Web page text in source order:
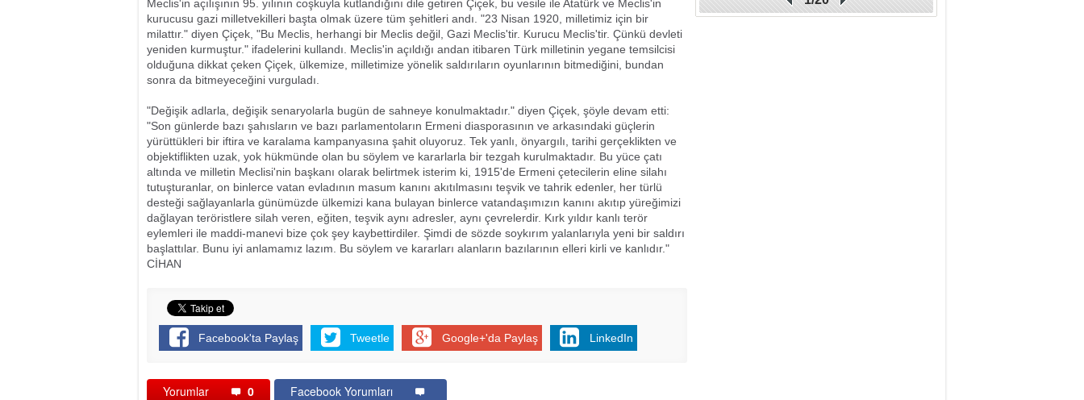
Meclis'in açılışının 95. yılının coşkuyla kutlandığını dile getiren Çiçek, bu vesile ile Atatürk ve Meclis'in
kurucusu gazi milletvekilleri başta olmak üzere tüm şehitleri andı. "23 Nisan 1920, milletimiz için bir
milattır." diyen Çiçek, "Bu Meclis, herhangi bir Meclis değil, Gazi Meclis'tir. Kurucu Meclis'tir. Çünkü devleti
yeniden kurmuştur." ifadelerini kullandı. Meclis'in açıldığı andan itibaren Türk milletinin yegane temsilcisi
olduğuna dikkat çeken Çiçek, ülkemize, milletimize yönelik saldırıların oyunlarının bitmediğini, bundan
sonra da bitmeyeceğini vurguladı.
"Değişik adlarla, değişik senaryolarla bugün de sahneye konulmaktadır." diyen Çiçek, şöyle devam etti:
"Son günlerde bazı şahısların ve bazı parlamentoların Ermeni diasporasının ve arkasındaki güçlerin
yürüttükleri bir iftira ve karalama kampanyasına şahit oluyoruz. Tek yanlı, önyargılı, tarihi gerçeklikten ve
objektiflikten uzak, yok hükmünde olan bu söylem ve kararlarla bir tezgah kurulmaktadır. Bu yüce çatı
altında ve milletin Meclisi'nin başkanı olarak belirtmek isterim ki, 1915'de Ermeni çetecilerin eline silahı
tutuşturanlar, on binlerce vatan evladının masum kanını akıtılmasını teşvik ve tahrik edenler, her türlü
desteği sağlayanlarla günümüzde ülkemizi kana bulayan binlerce vatandaşımızın kanını akıtıp yüreğimizi
dağlayan teröristlere silah veren, eğiten, teşvik aynı adresler, aynı çevrelerdir. Kırk yıldır kanlı terör
eylemleri ile maddi-manevi bize çok şey kaybettirdiler. Şimdi de sözde soykırım yalanlarıyla yeni bir saldırı
başlattılar. Bunu iyi anlamamız lazım. Bu söylem ve kararları alanların bazılarının elleri kirli ve kanlıdır."
CİHAN
Facebook'ta Paylaş Tweetle Google+'da Paylaş LinkedIn
Yorumlar 0 Facebook Yorumları